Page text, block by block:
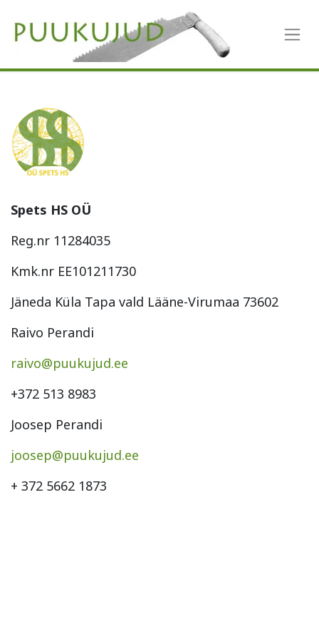
Spets HS OÜ
Reg.nr 11284035
Kmk.nr EE101211730
Jäneda Küla Tapa vald Lääne-Virumaa 73602
Raivo Perandi
raivo@puukujud.ee
+372 513 8983
Joosep Perandi
joosep@puukujud.ee
+ 372 5662 1873